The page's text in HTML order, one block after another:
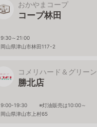
おかやまコープ
コープ林田
9:30～21:00
岡山県津山市林田117-2
コメリハード＆グリーン
勝北店
9:00-19:30 ※灯油販売は10:00～
岡山県津山市上村65